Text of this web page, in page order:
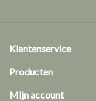
Klantenservice
Producten
Mijn account